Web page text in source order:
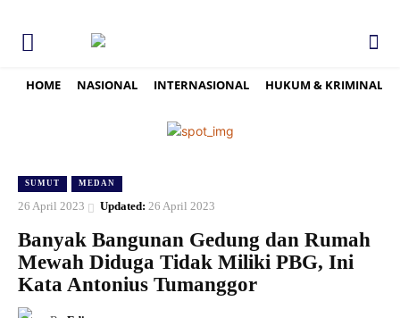
HOME NASIONAL INTERNASIONAL HUKUM & KRIMINAL
SUMUT MEDAN
26 April 2023 Updated: 26 April 2023
Banyak Bangunan Gedung dan Rumah
Mewah Diduga Tidak Miliki PBG, Ini
Kata Antonius Tumanggor